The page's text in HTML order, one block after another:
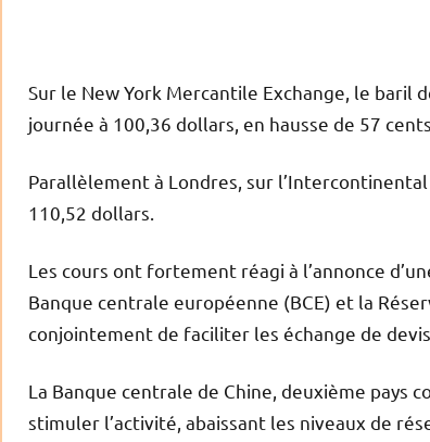
Sur le New York Mercantile Exchange, le baril
journée à 100,36 dollars, en hausse de 57
Parallèlement à Londres, sur
110,52 dollars.
Les cours ont fortement réagi à l’annonce
Banque centrale européenne (BCE) et la
conjointement de faciliter les échange de
La Banque centrale de Chine, deuxième
stimuler l’activité, abaissant les niveaux de